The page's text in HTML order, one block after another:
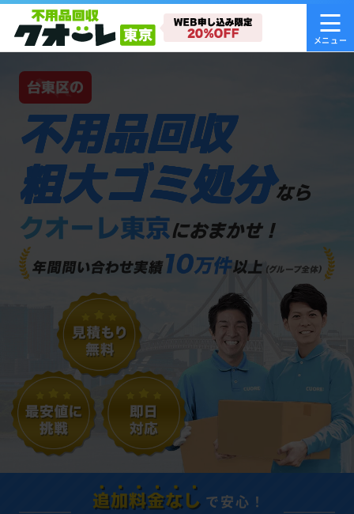
台東区の
不用品回収
粗大ゴミ処分なら
クオーレ東京におまかせ！
追加料金なし で安心！